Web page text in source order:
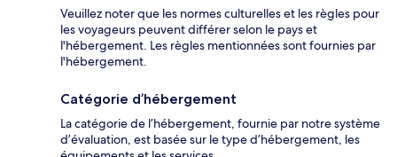
Veuillez noter que les normes culturelles et les règles pour
les voyageurs peuvent différer selon le pays et
l'hébergement. Les règles mentionnées sont fournies par
l'hébergement.
Catégorie d’hébergement
La catégorie de l’hébergement, fournie par notre système
d’évaluation, est basée sur le type d’hébergement, les